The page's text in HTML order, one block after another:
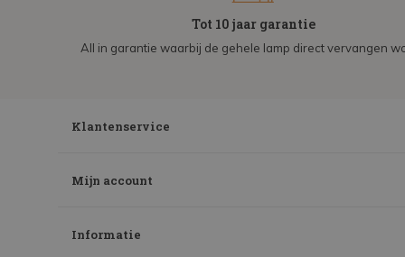
Tot 10 jaar garantie
All in garantie waarbij de gehele lamp direct vervangen
Klantenservice
Mijn account
Informatie